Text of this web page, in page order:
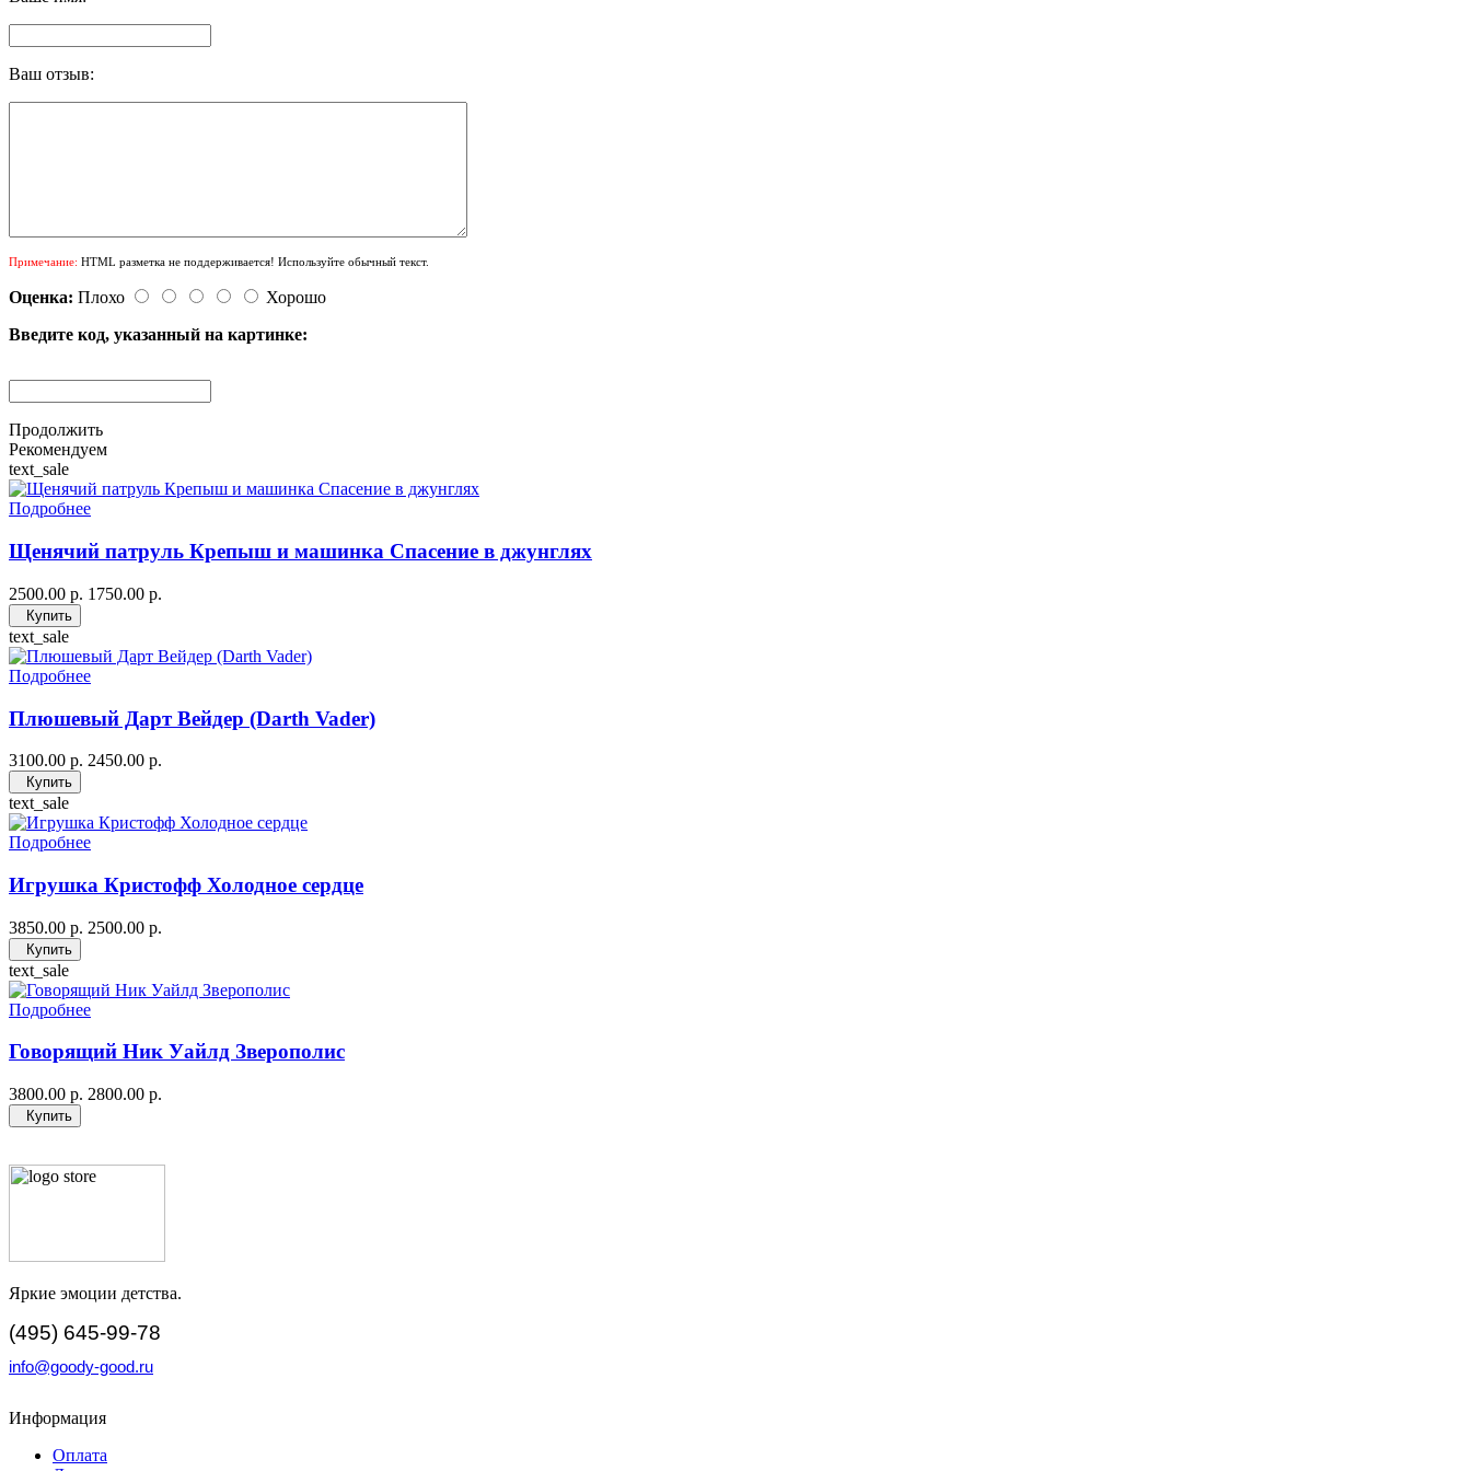
Ваш отзыв:
Примечание: HTML разметка не поддерживается! Используйте обычный текст.
Оценка: Плохо
Хорошо
Введите код, указанный на картинке:
Продолжить
Рекомендуем
text_sale
Подробнее
Щенячий патруль Крепыш и машинка Спасение в джунглях
2500.00 р. 1750.00 р.
Купить
text_sale
Подробнее
Плюшевый Дарт Вейдер (Darth Vader)
3100.00 р. 2450.00 р.
Купить
text_sale
Подробнее
Игрушка Кристофф Холодное сердце
3850.00 р. 2500.00 р.
Купить
text_sale
Подробнее
Говорящий Ник Уайлд Зверополис
3800.00 р. 2800.00 р.
Купить
Яркие эмоции детства.
(495) 645-99-78
info@goody-good.ru
Информация
Оплата